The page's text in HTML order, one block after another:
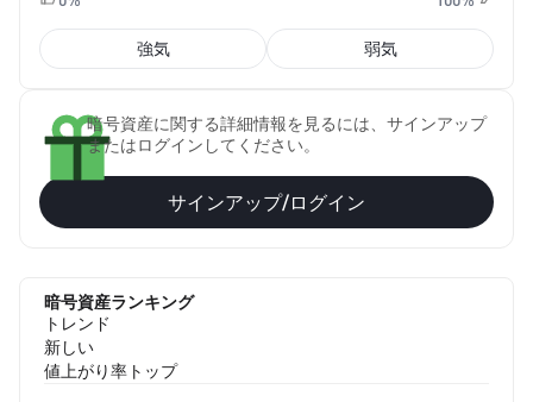
強気 弱気
暗号資産に関する詳細情報を見るには、サインアップ
またはログインしてください。
サインアップ/ログイン
暗号資産ランキング
トレンド
新しい
値上がり率トップ